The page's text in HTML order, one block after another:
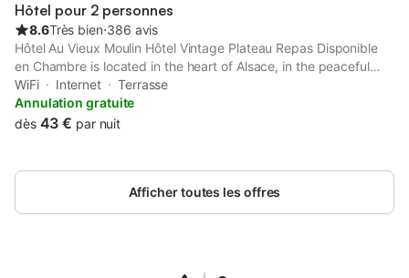
Hôtel pour 2 personnes
8.6Très bien⋅386 avis
Hôtel Au Vieux Moulin Hôtel Vintage Plateau Repas Disponible
en Chambre is located in the heart of Alsace, in the peaceful
town of Lapoutroie. Its rooms have bath or shower, flat-screen
TV and free fiber Wi-Fi internet access.
WiFi Internet
Terrasse
Annulation gratuite
dès 43 € par nuit
Afficher toutes les offres